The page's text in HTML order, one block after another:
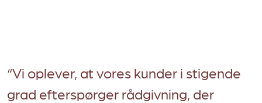
“Vi oplever, at vores kunder i stigende
grad efterspørger rådgivning, der